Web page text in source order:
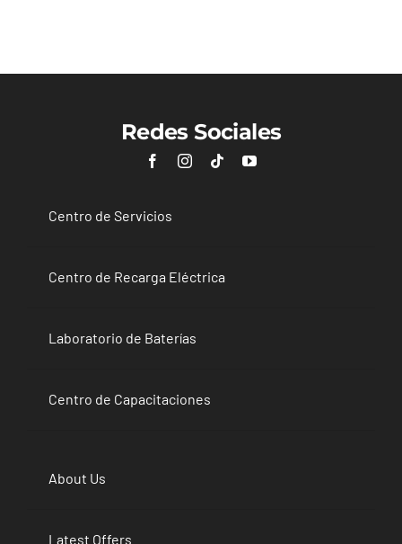
Redes Sociales
Centro de Servicios
Centro de Recarga Eléctrica
Laboratorio de Baterías
Centro de Capacitaciones
About Us
Latest Offers